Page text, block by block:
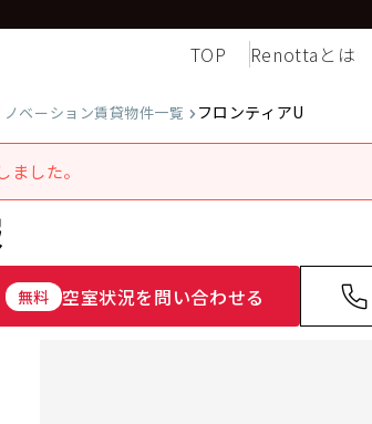
TOP Renottaとは
ベーション賃貸物件一覧 フロンティアU
した。
無料 空室状況を問い合わせる